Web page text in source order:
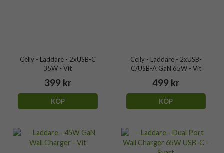
Celly - Laddare - 2xUSB-C
35W - Vit
399 kr
KÖP
Celly - Laddare - 2xUSB-
C/USB-A GaN 65W - Vit
499 kr
KÖP